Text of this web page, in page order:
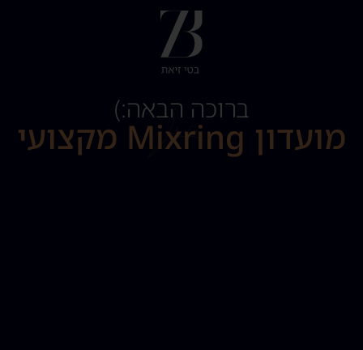
ברוכה הבאה:)
מועדון Mixring מקצועי